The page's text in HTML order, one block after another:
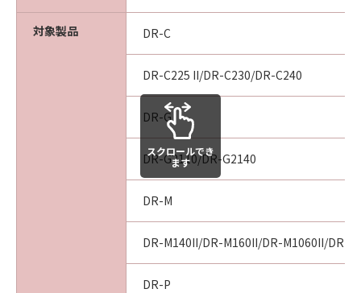
対象製品 DR-C
DR-C225 II/DR-C230/DR-C240
DR-G
DR-G2110/DR-G2140
DR-M
DR-M140II/DR-M160II/DR-M1060II/DR-
DR-P
スクロールでき
ます